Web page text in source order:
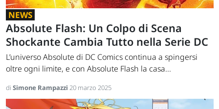
NEWS
Absolute Flash: Un Colpo di Scena
Shockante Cambia Tutto nella Serie DC
L’universo Absolute di DC Comics continua a spingersi
oltre ogni limite, e con Absolute Flash la casa...
di Simone Rampazzi 20 marzo 2025